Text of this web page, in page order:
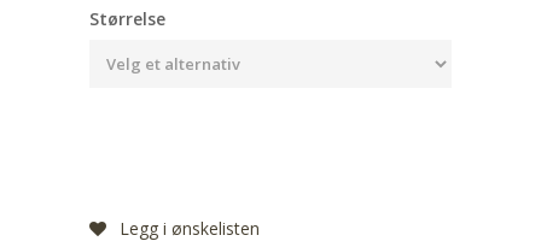
Størrelse
Legg i ønskelisten